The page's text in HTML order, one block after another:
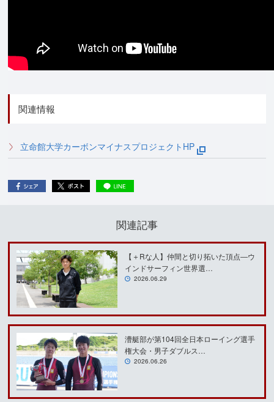
関連情報
立命館大学カーボンマイナスプロジェクトHP
関連記事
【＋Rな人】仲間と切り拓いた頂点―ウ
インドサーフィン世界選…
2026.06.29
漕艇部が第104回全日本ローイング選手
権大会・男子ダブルス…
2026.06.26